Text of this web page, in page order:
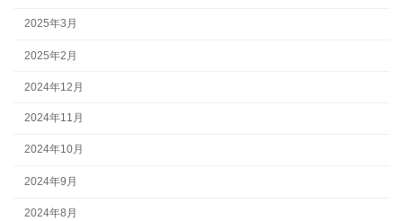
2025年3月
2025年2月
2024年12月
2024年11月
2024年10月
2024年9月
2024年8月